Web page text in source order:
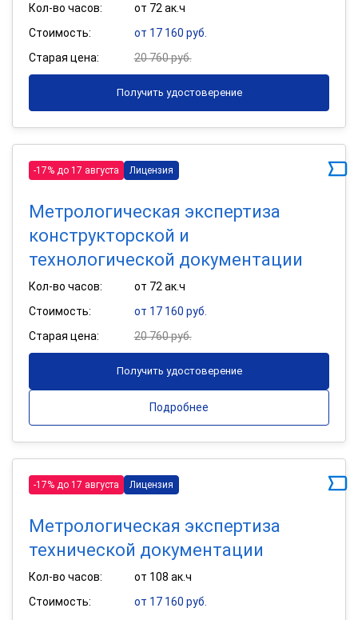
Кол-во часов:
от 72 ак.ч
Стоимость:
от 17 160 руб.
Старая цена:
20 760 руб.
Получить удостоверение
-17% до 17 августа Лицензия
Метрологическая экспертиза
конструкторской и
технологической документации
Кол-во часов:
от 72 ак.ч
Стоимость:
от 17 160 руб.
Старая цена:
20 760 руб.
Получить удостоверение
Подробнее
-17% до 17 августа Лицензия
Метрологическая экспертиза
технической документации
Кол-во часов:
от 108 ак.ч
Стоимость:
от 17 160 руб.